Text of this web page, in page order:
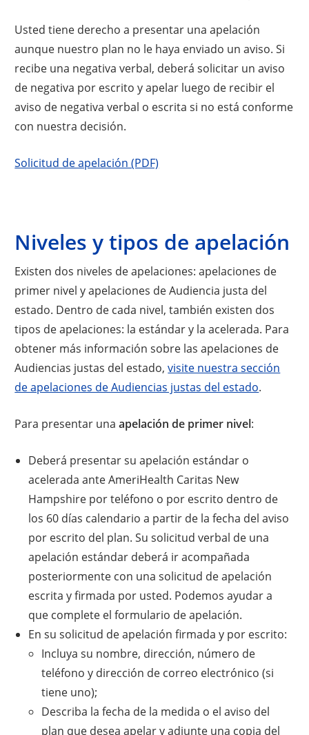
Usted tiene derecho a presentar una apelación
aunque nuestro plan no le haya enviado un aviso. Si
recibe una negativa verbal, deberá solicitar un aviso
de negativa por escrito y apelar luego de recibir el
aviso de negativa verbal o escrita si no está conforme
con nuestra decisión.
Solicitud de apelación (PDF)
Niveles y tipos de apelación
Existen dos niveles de apelaciones: apelaciones de
primer nivel y apelaciones de Audiencia justa del
estado. Dentro de cada nivel, también existen dos
tipos de apelaciones: la estándar y la acelerada. Para
obtener más información sobre las apelaciones de
Audiencias justas del estado,visite nuestra sección
de apelaciones de Audiencias justas del estado.
Para presentar unaapelación de primer nivel:
Deberá presentar su apelación estándar o
acelerada ante AmeriHealth Caritas New
Hampshire por teléfono o por escrito dentro de
los 60 días calendario a partir de la fecha del aviso
por escrito del plan. Su solicitud verbal de una
apelación estándar deberá ir acompañada
posteriormente con una solicitud de apelación
escrita y firmada por usted. Podemos ayudar a
que complete el formulario de apelación.
En su solicitud de apelación firmada y por escrito:
Incluya su nombre, dirección, número de
teléfono y dirección de correo electrónico (si
tiene uno);
Describa la fecha de la medida o el aviso del
plan que desea apelar y adjunte una copia del